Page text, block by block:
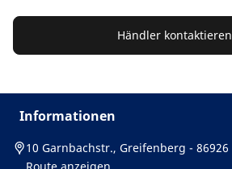
Händler kontaktieren
Informationen
10 Garnbachstr., Greifenberg - 86926